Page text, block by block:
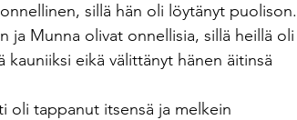
sillä hän oli löytänyt puolison.
ja Munna olivat onnellisia, sillä heillä oli
eikä välittänyt hänen äitinsä
oli tappanut itsensä ja melkein